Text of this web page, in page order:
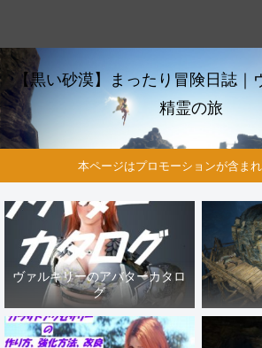
【黒い砂漠】まったり冒険日誌｜
精霊の旅
本ページはプロモーションが含まれ
ヴァルキリーのアバターカタロ
グ